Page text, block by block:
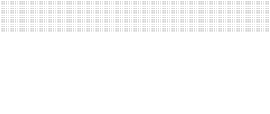
展・参加
コラム
ベント
本橋エリアについて